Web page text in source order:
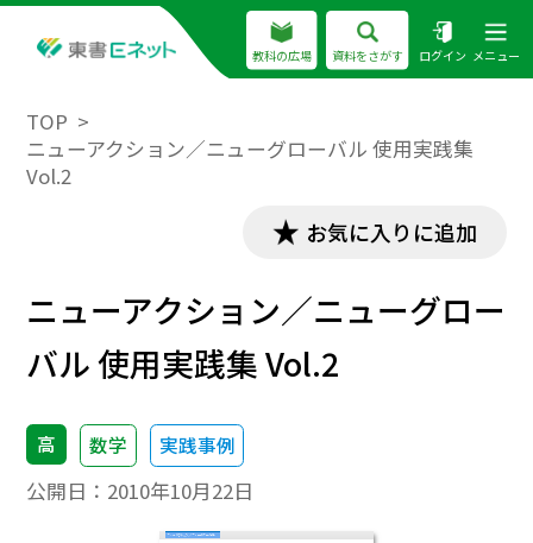
教科の広場 資料をさがす ログイン メニュー
TOP
ニューアクション／ニューグローバル 使用実践集
Vol.2
お気に入りに追加
ニューアクション／ニューグロー
バル 使用実践集 Vol.2
高 数学 実践事例
公開日： 2010年10月22日